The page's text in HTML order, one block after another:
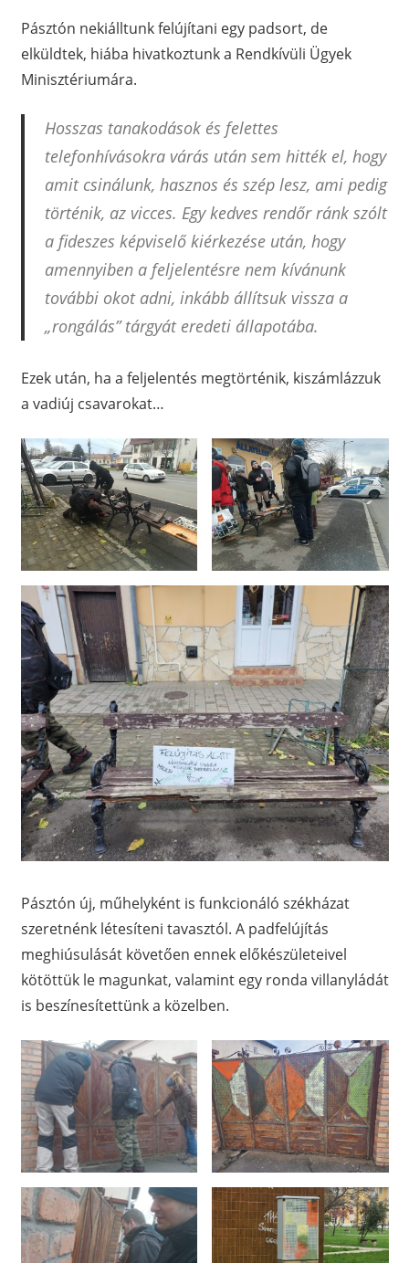
Pásztón nekiálltunk felújítani egy padsort, de
elküldtek, hiába hivatkoztunk a Rendkívüli Ügyek
Minisztériumára.
Hosszas tanakodások és felettes
telefonhívásokra várás után sem hitték el, hogy
amit csinálunk, hasznos és szép lesz, ami pedig
történik, az vicces. Egy kedves rendőr ránk szólt
a fideszes képviselő kiérkezése után, hogy
amennyiben a feljelentésre nem kívánunk
további okot adni, inkább állítsuk vissza a
„rongálás” tárgyát eredeti állapotába.
Ezek után, ha a feljelentés megtörténik, kiszámlázzuk
a vadiúj csavarokat…
Pásztón új, műhelyként is funkcionáló székházat
szeretnénk létesíteni tavasztól. A padfelújítás
meghiúsulását követően ennek előkészületeivel
kötöttük le magunkat, valamint egy ronda villanyládát
is beszínesítettünk a közelben.